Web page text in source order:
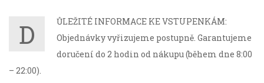
D
ŮLEŽITÉ INFORMACE KE VSTUPENKÁM:
Objednávky vyřizujeme postupně. Garantujeme
doručení do 2 hodin od nákupu (během dne 8:00
– 22:00).